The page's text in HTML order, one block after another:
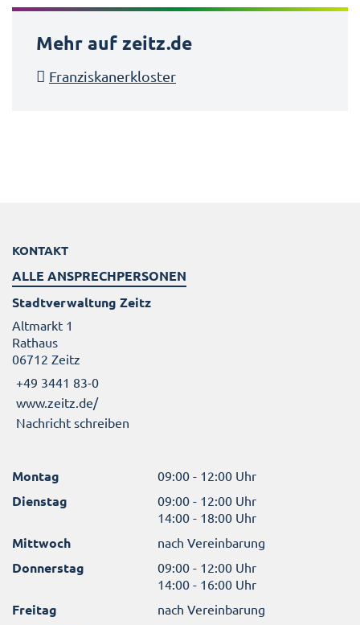
Mehr auf zeitz.de
Franziskanerkloster
KONTAKT
ALLE ANSPRECHPERSONEN
Stadtverwaltung Zeitz
Altmarkt 1
Rathaus
06712 Zeitz
+49 3441 83-0
www.zeitz.de/
Nachricht schreiben
Montag 09:00 - 12:00 Uhr
Dienstag
09:00 - 12:00 Uhr
14:00 - 18:00 Uhr
Mittwoch nach Vereinbarung
Donnerstag
09:00 - 12:00 Uhr
14:00 - 16:00 Uhr
Freitag nach Vereinbarung